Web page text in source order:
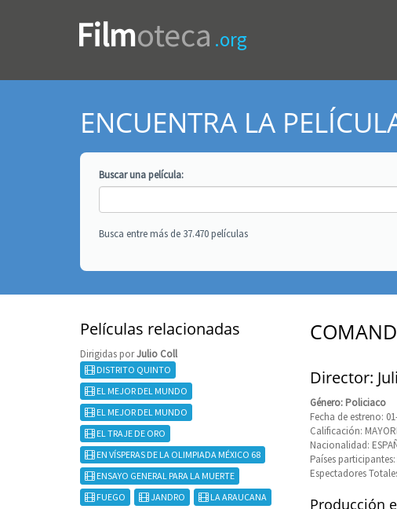
Filmoteca .org
ENCUENTRA LA
Buscar unapelícula:
Busca entre más de 37.470 películas
Películas relacionadas
Dirigidas porJulio Coll
DISTRITO QUINTO
EL MEJOR DEL MUNDO
EL MEJOR DEL MUNDO
EL TRAJE DE ORO
EN VÍSPERAS DE LA OLIMPIADA MÉXICO 68
ENSAYO GENERAL PARA LA MUERTE
FUEGO
JANDRO
LA ARAUCANA
Director:
Género: Policiaco
Fecha de estreno:
Calificación:
Nacionalidad:
Países participantes:
Espectadores
Producción